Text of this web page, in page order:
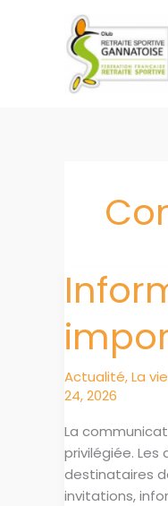
Actualité,La
24, 2026
La
privilégiée.
destinataires
invitations,